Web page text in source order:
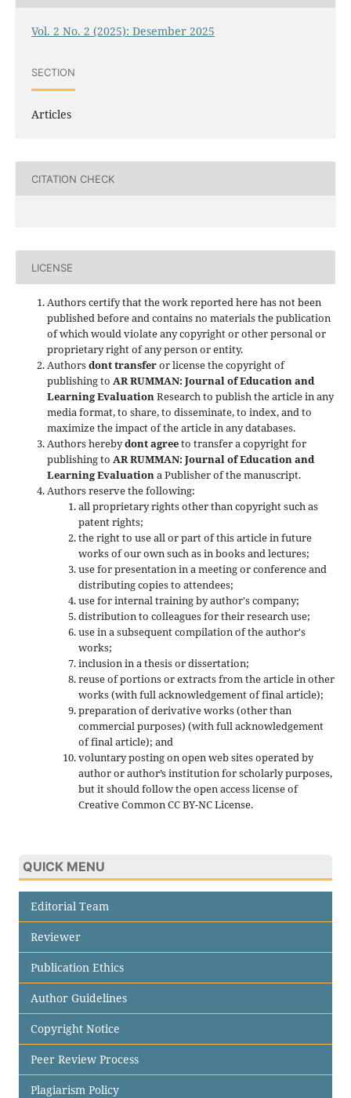
Vol. 2 No. 2 (2025): Desember 2025
SECTION
Articles
CITATION CHECK
LICENSE
Authors certify that the work reported here has not been
published before and contains no materials the publication
of which would violate any copyright or other personal or
proprietary right of any person or entity.
Authorsdont transferor license the copyright of
publishing to AR RUMMAN: Journal of Education and
Learning EvaluationResearch to publish the article in any
media format, to share, to disseminate, to index, and to
maximize the impact of the article in any databases.
Authors herebydont agreeto transfer a copyright for
publishing to AR RUMMAN: Journal of Education and
Learning Evaluationa Publisher of the manuscript.
Authors reserve the following:
all proprietary rights other than copyright such as
patent rights;
the right to use all or part of this article in future
works of our own such as in books and lectures;
use for presentation in a meeting or conference and
distributing copies to attendees;
use for internal training by author's company;
distribution to colleagues for their research use;
use in a subsequent compilation of the author's
works;
inclusion in a thesis or dissertation;
reuse of portions or extracts from the article in other
works (with full acknowledgement of final article);
preparation of derivative works (other than
commercial purposes) (with full acknowledgement
of final article); and
voluntary posting on open web sites operated by
author or author’s institution for scholarly purposes,
but it should follow the open access license of
Creative Common CC BY-NC License.
QUICK MENU
Editorial Team
Reviewer
Publication Ethics
Author Guidelines
Copyright Notice
Peer Review Process
Plagiarism Policy